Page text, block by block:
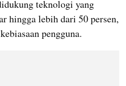
teknologi yang
hingga lebih dari 50 persen,
pengguna.